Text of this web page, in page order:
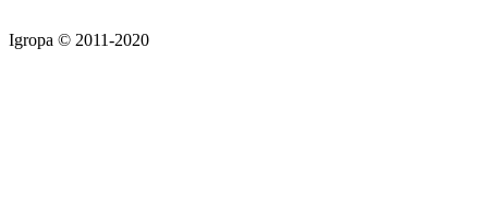
Igropa © 2011-2020